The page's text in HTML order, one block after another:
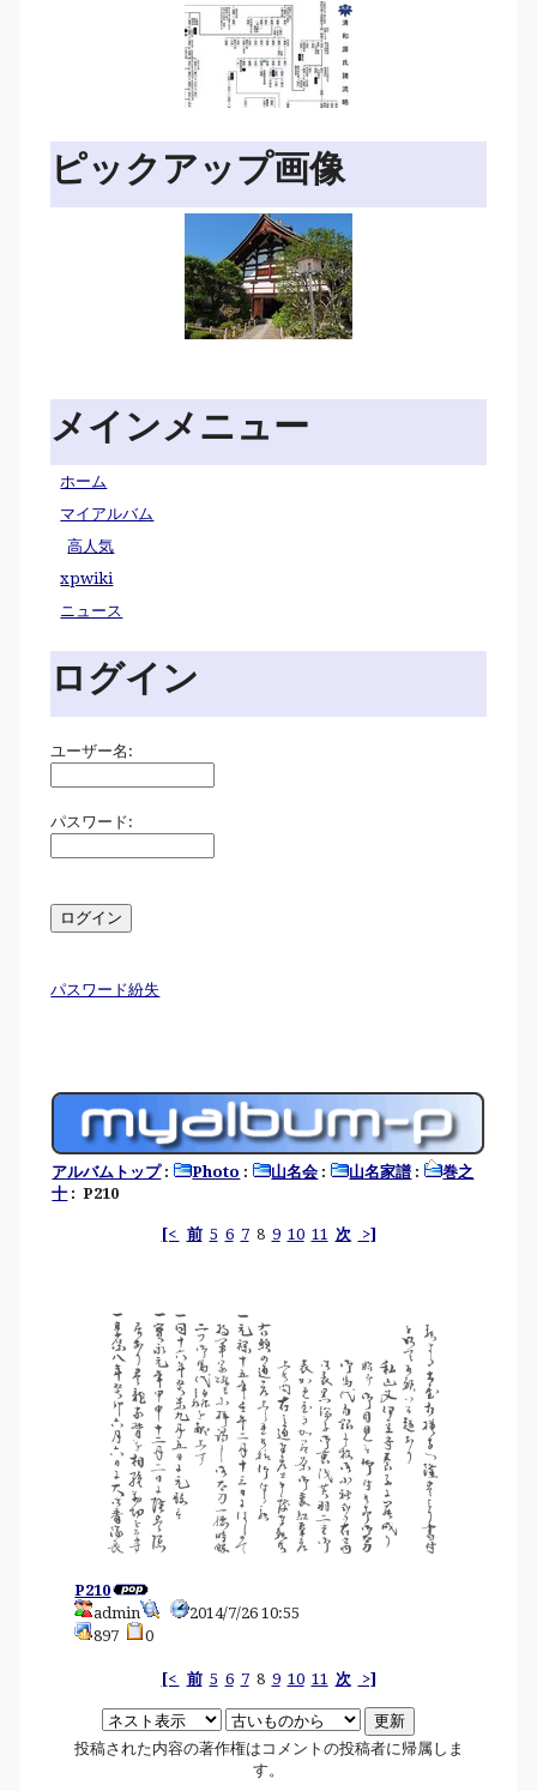
ピックアップ画像
メインメニュー
ホーム
マイアルバム
高人気
xpwiki
ニュース
ログイン
ユーザー名:
パスワード:
パスワード紛失
アルバムトップ: Photo : 山名会 : 山名家譜 :
巻之
十 : P210
[< 前 5 6 78 9 10 11 次 >]
P210
admin
2014/7/26 10:55
897
0
[< 前 5 6 78 9 10 11 次 >]
投稿された内容の著作権はコメントの投稿者に帰属しま
す。